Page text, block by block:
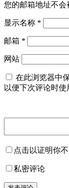
您的邮箱地址不会
显示名称 *
邮箱 *
网站
在此浏览器中
以便下次评论时使
点击以证明你
私密评论